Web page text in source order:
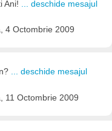
Ani!
... deschide mesajul
4 Octombrie 2009
... deschide mesajul
11 Octombrie 2009